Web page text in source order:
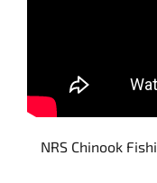
NRS Chinook